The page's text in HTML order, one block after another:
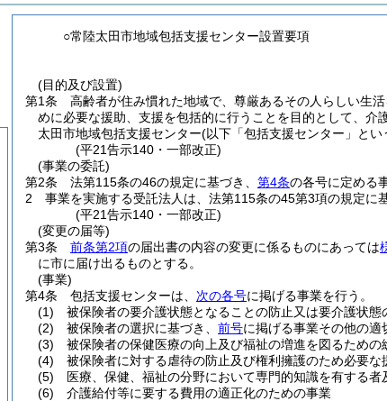
○常陸太田市地域包括支援センター設置要項
(目的及び設置)
第1条
高齢者が住み慣れた地域で、尊厳あるその人らしい生
めに必要な援助、支援を包括的に行うことを目的として、介
太田市地域包括支援センター(以下「包括支援センター」とい
(平21告示140・一部改正)
(事業の委託)
第2条
法第115条の46の規定に基づき、 第4条の各号に定める
2
事業を実施する受託法人は、法第115条の45第3項の規定に基
(平21告示140・一部改正)
(変更の届等)
第3条
前条第2項の届出書の内容の変更に係るものにあっては
に市に届け出るものとする。
(事業)
第4条
包括支援センターは、 次の各号に掲げる事業を行う。
(1)
被保険者の要介護状態となることの防止又は要介護状
(2)
被保険者の選択に基づき、 前号に掲げる事業その他の
(3)
被保険者の保健医療の向上及び福祉の増進を図るため
(4)
被保険者に対する虐待の防止及び権利擁護のため必要な
(5)
医療、保健、福祉の分野において専門的知識を有する
(6)
介護給付等に要する費用の適正化のための事業